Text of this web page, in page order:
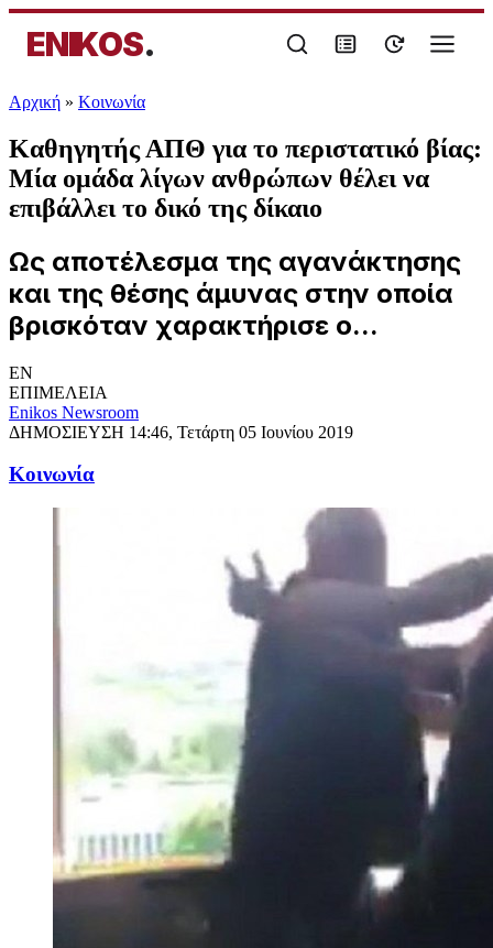
ENIKOS.
Αρχική » Κοινωνία
Καθηγητής ΑΠΘ για το περιστατικό βίας:
Μία ομάδα λίγων ανθρώπων θέλει να
επιβάλλει το δικό της δίκαιο
Ως αποτέλεσμα της αγανάκτησης
και της θέσης άμυνας στην οποία
βρισκόταν χαρακτήρισε ο...
EN
ΕΠΙΜΕΛΕΙΑ
Enikos Newsroom
ΔΗΜΟΣΙΕΥΣΗ 14:46, Τετάρτη 05 Ιουνίου 2019
Κοινωνία